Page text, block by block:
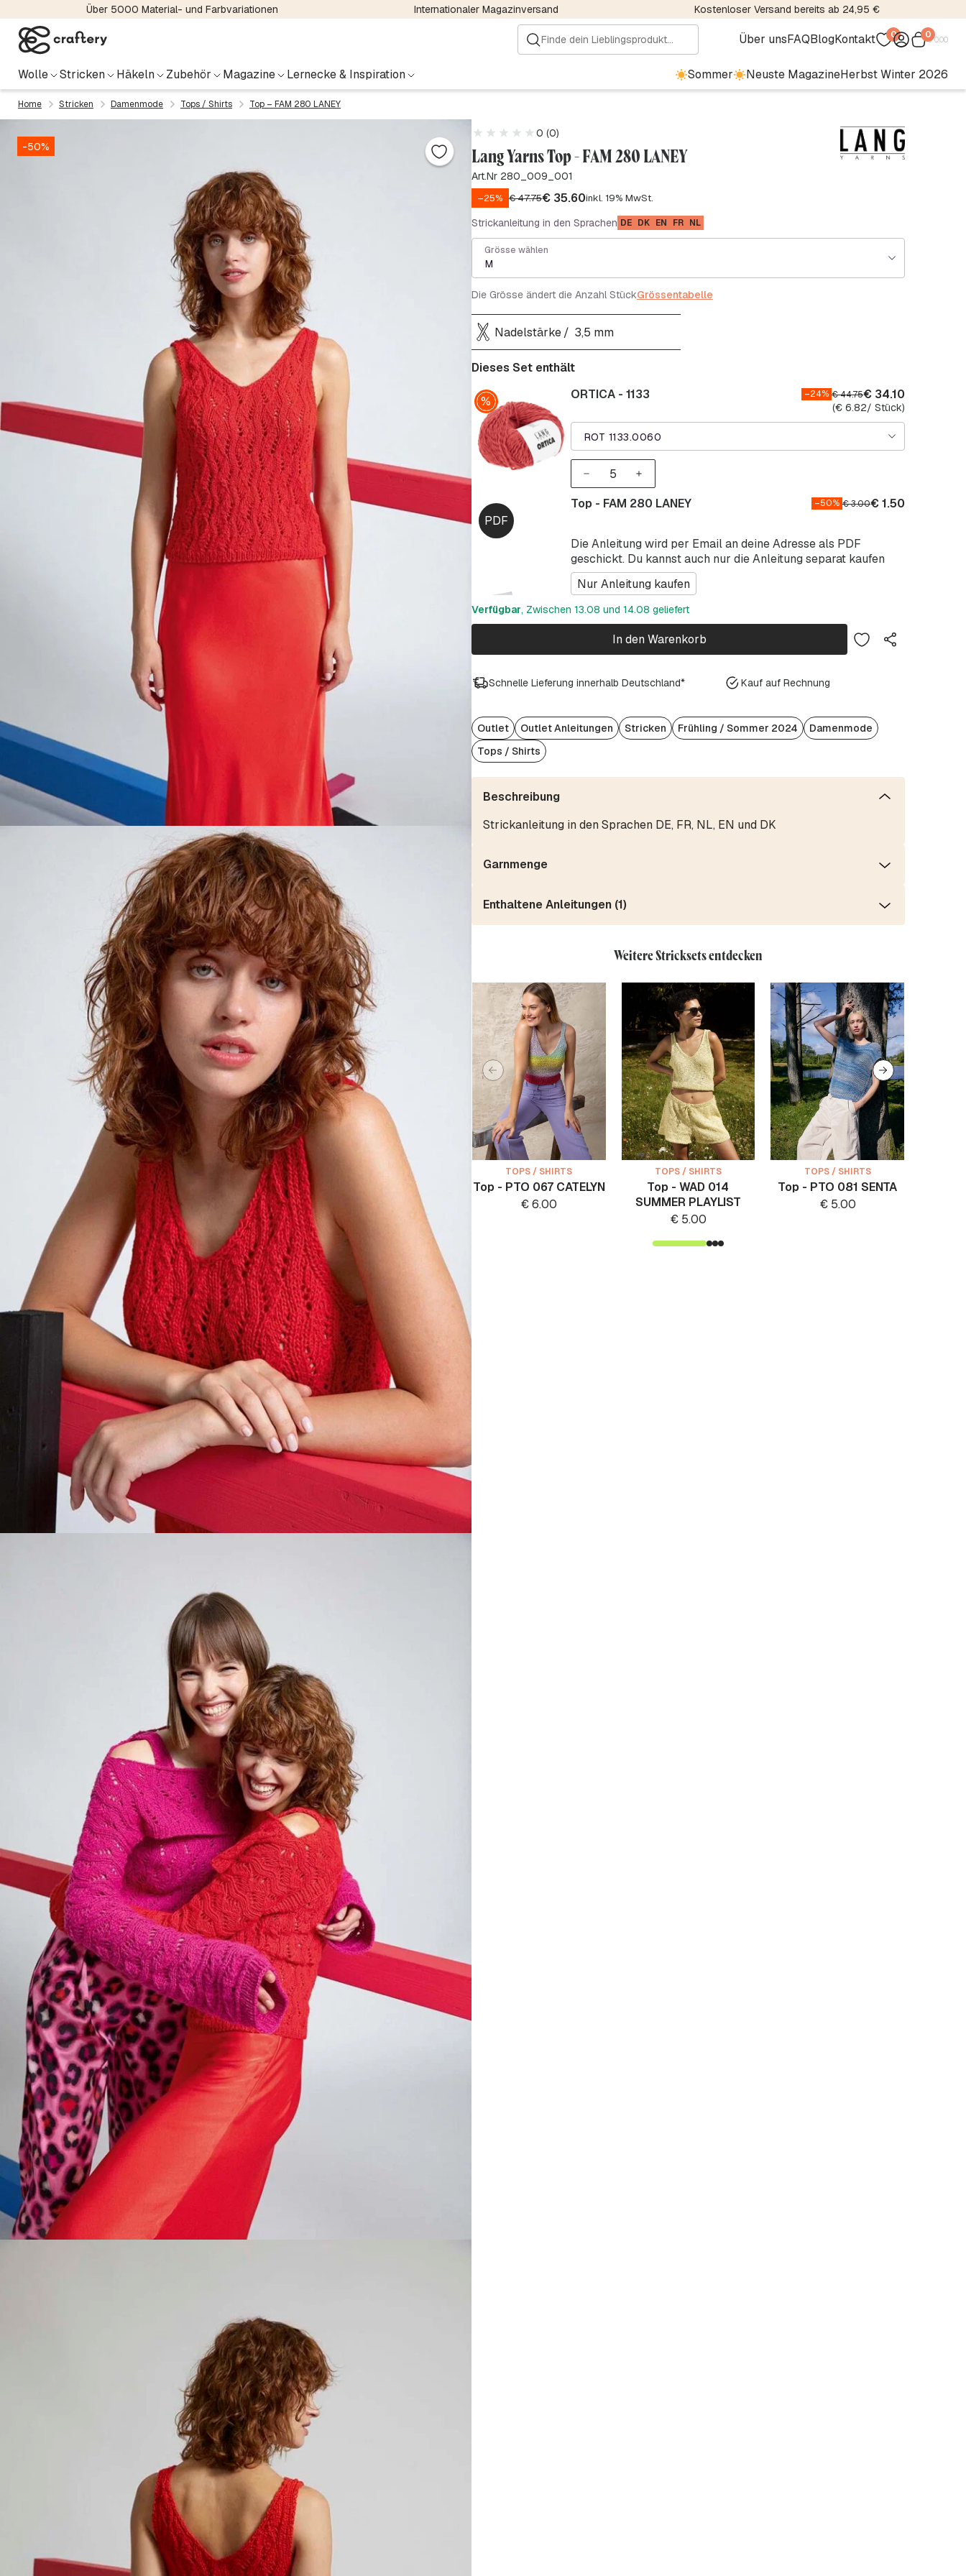
Über 5000 Material- und Farbvariationen Internationaler Magazinversand Kostenloser Versand bereits ab 24,95 €
Über unsFAQBlogKontakt 0 0€0.00
Wolle Stricken Häkeln Zubehör Magazine Lernecke & Inspiration Sommer Neuste MagazineHerbst Winter 2026
Home Stricken Damenmode Tops / Shirts Top – FAM 280 LANEY
-50%
0 (0)
Lang Yarns Top - FAM 280 LANEY
Art.Nr 280_009_001
–25% €47.75€35.60inkl. 19% MwSt.
Strickanleitung in den Sprachen DE DK EN FR NL
Grösse wählen
M
Die Grösse ändert die Anzahl StückGrössentabelle
Nadelstärke 3,5 mm
Dieses Set enthält
ROT 1133.0060
ORTICA - 1133 –24% €44.75€34.10
(€6.82/ Stück)
Die Anleitung wird per Email an deine Adresse als PDF
geschickt. Du kannst auch nur die Anleitung separat kaufen
Nur Anleitung kaufen
Top - FAM 280 LANEY –50% €3.00€1.50
Verfügbar, Zwischen 13.08 und 14.08 geliefert
In den Warenkorb
Schnelle Lieferung innerhalb Deutschland* Kauf auf Rechnung
Outlet Outlet Anleitungen Stricken Frühling / Sommer 2024
Damenmode
Tops / Shirts
Beschreibung
Strickanleitung in den Sprachen DE, FR, NL, EN und DK
Garnmenge
Enthaltene Anleitungen (1)
Weitere Stricksets entdecken
TOPS / SHIRTS
Top - PTO 067 CATELYN
€6.00
TOPS / SHIRTS
Top - WAD 014
SUMMER PLAYLIST
€5.00
TOPS / SHIRTS
Top - PTO 081 SENTA
€5.00